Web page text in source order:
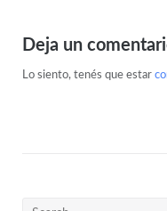
Deja un
Lo siento, tenés que estar